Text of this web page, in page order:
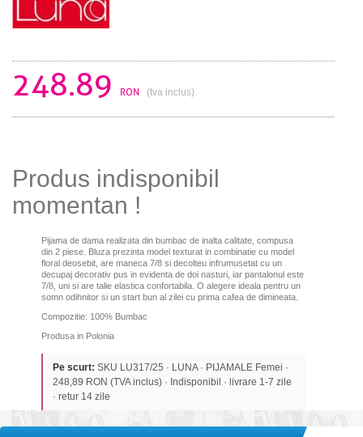
248.89 RON (tva inclus)
Produs indisponibil
momentan !
Pijama de dama realizata din bumbac de inalta calitate, compusa
din 2 piese. Bluza prezinta model texturat in combinatie cu model
floral deosebit, are maneca 7/8 si decolteu infrumusetat cu un
decupaj decorativ pus in evidenta de doi nasturi, iar pantalonul este
7/8, uni si are talie elastica confortabila. O alegere ideala pentru un
somn odihnitor si un start bun al zilei cu prima cafea de dimineata.
Compozitie: 100% Bumbac
Produsa in Polonia
Pe scurt: SKU LU317/25 · LUNA · PIJAMALE Femei ·
248,89 RON (TVA inclus) · Indisponibil · livrare 1-7 zile
· retur 14 zile